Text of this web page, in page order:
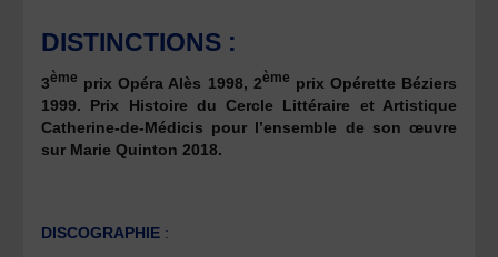
DISTINCTIONS :
3ème prix Opéra Alès 1998, 2ème prix Opérette Béziers
1999. Prix Histoire du Cercle Littéraire et Artistique
Catherine-de-Médicis pour l’ensemble de son œuvre
sur Marie Quinton 2018.
DISCOGRAPHIE :